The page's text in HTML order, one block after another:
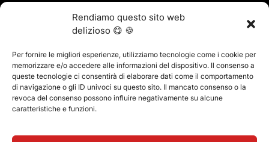
Rendiamo questo sito web
delizioso 😋 🍪
Per fornire le migliori esperienze, utilizziamo tecnologie come i cookie per
memorizzare e/o accedere alle informazioni del dispositivo. Il consenso a
queste tecnologie ci consentirà di elaborare dati come il comportamento
di navigazione o gli ID univoci su questo sito. Il mancato consenso o la
revoca del consenso possono influire negativamente su alcune
caratteristiche e funzioni.